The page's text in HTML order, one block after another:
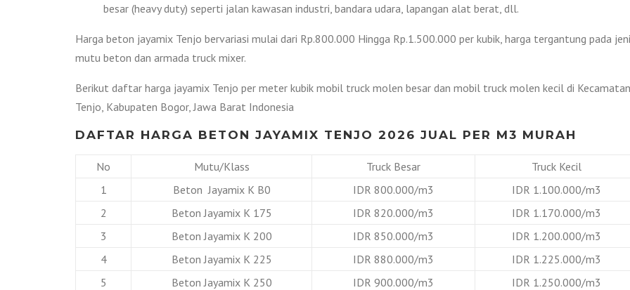
besar (heavy duty) seperti jalan kawasan industri, bandara udara, lapangan alat berat, dll.
Harga beton jayamix Tenjo bervariasi mulai dari Rp.800.000 Hingga Rp.1.500.000 per kubik, harga tergantung pada
mutu beton dan armada truck mixer.
Berikut daftar harga jayamix Tenjo per meter kubik mobil truck molen besar dan mobil truck molen kecil di Kecamatan
Tenjo, Kabupaten Bogor, Jawa Barat Indonesia
DAFTAR HARGA BETON JAYAMIX TENJO 2026 JUAL PER M3 MURAH
No Mutu/Klass Truck Besar
Truck Kecil
1
Beton Jayamix K B0 IDR 800.000/m3
IDR 1.100.000/m3
2
Beton Jayamix K 175 IDR 820.000/m3
IDR 1.170.000/m3
3
Beton Jayamix K 200 IDR 850.000/m3
IDR 1.200.000/m3
4
Beton Jayamix K 225 IDR 880.000/m3
IDR 1.225.000/m3
5
Beton Jayamix K 250 IDR 900.000/m3
IDR 1.250.000/m3